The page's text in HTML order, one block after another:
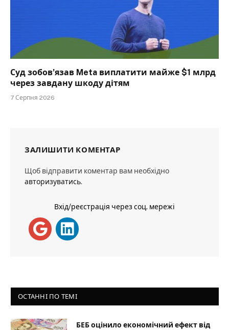
Суд зобов’язав Meta виплатити майже $1 млрд
через завдану шкоду дітям
7 Серпня 2026
ЗАЛИШИТИ КОМЕНТАР
Щоб відправити коментар вам необхідно
авторизуватись.
Вхід/реєстрація через соц. мережі
ОСТАННІ ПО ТЕМІ
БЕБ оцінило економічний ефект від